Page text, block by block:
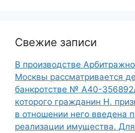
Свежие записи
В производстве
Москвы рассматривается
банкротстве № А40-
которого гражданин Н.
в отношении него введена
реализации имущества.